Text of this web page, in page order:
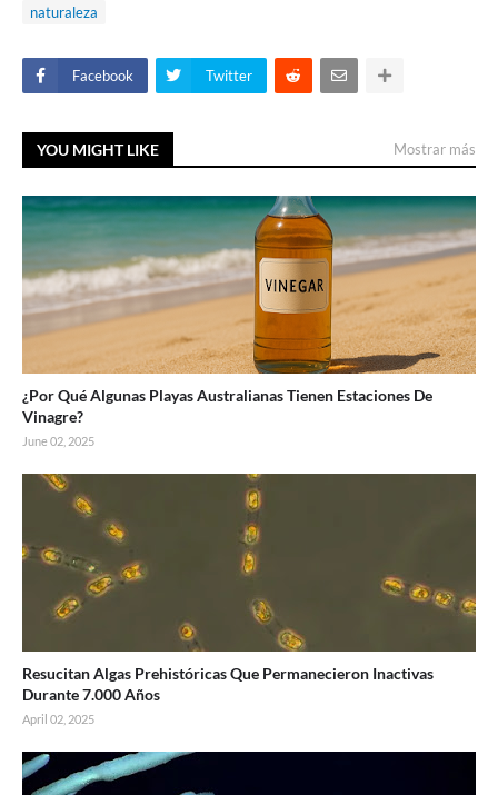
naturaleza
Facebook Twitter
YOU MIGHT LIKE Mostrar más
¿Por Qué Algunas Playas Australianas Tienen Estaciones De
Vinagre?
June 02, 2025
Resucitan Algas Prehistóricas Que Permanecieron Inactivas
Durante 7.000 Años
April 02, 2025